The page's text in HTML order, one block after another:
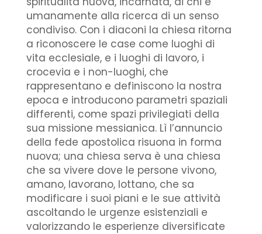
umanamente alla ricerca di un senso
condiviso. Con i diaconi la chiesa ritorna
a riconoscere le case come luoghi di
vita ecclesiale, e i luoghi di lavoro, i
crocevia e i non-luoghi, che
rappresentano e definiscono la nostra
epoca e introducono parametri spaziali
differenti, come spazi privilegiati della
sua missione messianica. Lì l’annuncio
della fede apostolica risuona in forma
nuova; una chiesa serva è una chiesa
che sa vivere dove le persone vivono,
amano, lavorano, lottano, che sa
modificare i suoi piani e le sue attività
ascoltando le urgenze esistenziali e
valorizzando le esperienze diversificate